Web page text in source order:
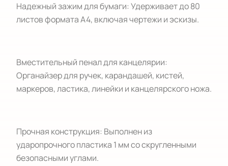
Надежный зажим для бумаги: Удерживает до 80
листов формата А4, включая чертежи и эскизы.
Вместительный пенал для канцелярии:
Органайзер для ручек, карандашей, кистей,
маркеров, ластика, линейки и канцелярского ножа.
Прочная конструкция: Выполнен из
ударопрочного пластика 1 мм со скругленными
безопасными углами.